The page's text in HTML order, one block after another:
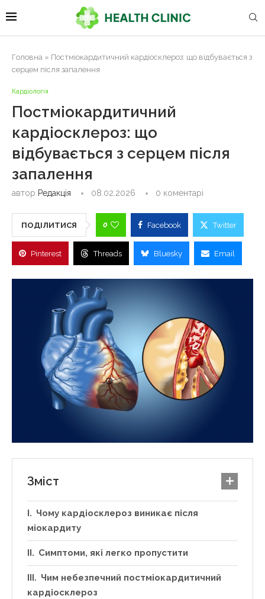
Головна » Постміокардитичний кардіосклероз: що відбувається з
серцем після запалення
Кардіологія
Постміокардитичний
кардіосклероз: що
відбувається з серцем після
запалення
автор Редакція 08.02.2026 0 коментарі
ПОДІЛИТИСЯ 0 Facebook Twitter
Pinterest Threads Bluesky Email
Зміст
Чому кардіосклероз виникає після
міокардиту
Симптоми, які легко пропустити
Чим небезпечний постміокардитичний
кардіосклероз